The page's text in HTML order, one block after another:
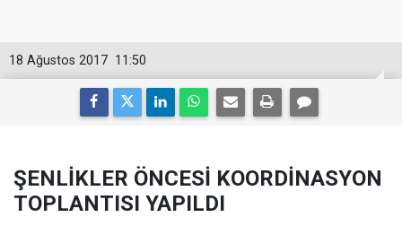
11:50
18 Ağustos 2017
ŞENLİKLER ÖNCESİ KOORDİNASYON
TOPLANTISI YAPILDI